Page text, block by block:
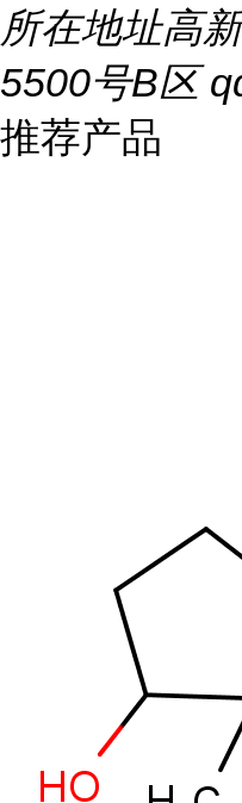
所在地址高
5500号B区
推荐产品